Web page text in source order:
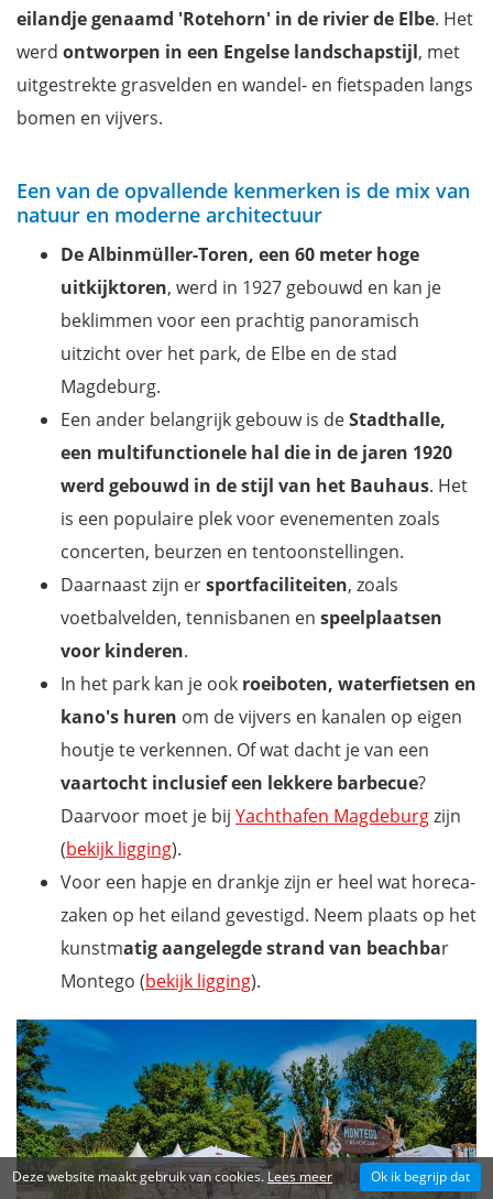
eilandje genaamd 'Rotehorn' in de rivier de Elbe. Het
werd ontworpen in een Engelse landschapstijl, met
uitgestrekte grasvelden en wandel- en fietspaden langs
bomen en vijvers.
Een van de opvallende kenmerken is de mix van
natuur en moderne architectuur
De Albinmüller-Toren, een 60 meter hoge
uitkijktoren, werd in 1927 gebouwd en kan je
beklimmen voor een prachtig panoramisch
uitzicht over het park, de Elbe en de stad
Magdeburg.
Een ander belangrijk gebouw is deStadthalle,
een multifunctionele hal die in de jaren 1920
werd gebouwd in de stijl van het Bauhaus. Het
is een populaire plek voor evenementen zoals
concerten, beurzen en tentoonstellingen.
Daarnaast zijn ersportfaciliteiten, zoals
voetbalvelden, tennisbanen en speelplaatsen
voor kinderen.
In het park kan je ook roeiboten, waterfietsen en
kano's huren om de vijvers en kanalen op eigen
houtje te verkennen. Of wat dacht je van een
vaartocht inclusief een lekkere barbecue?
Daarvoor moet je bij Yachthafen Magdeburgzijn
(bekijk ligging).
Voor een hapje en drankje zijn er heel wat horeca-
zaken op het eiland gevestigd. Neem plaats op het
kunstmatig aangelegde strand van beachbar
Montego (bekijk ligging).
Deze website maakt gebruik van cookies. Lees meer Ok ik begrijp dat